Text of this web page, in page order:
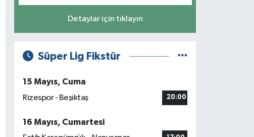
Detaylar için tıklayın
Süper Lig Fikstür
15 Mayıs, Cuma
Rizespor - Beşiktaş
20:00
16 Mayıs, Cumartesi